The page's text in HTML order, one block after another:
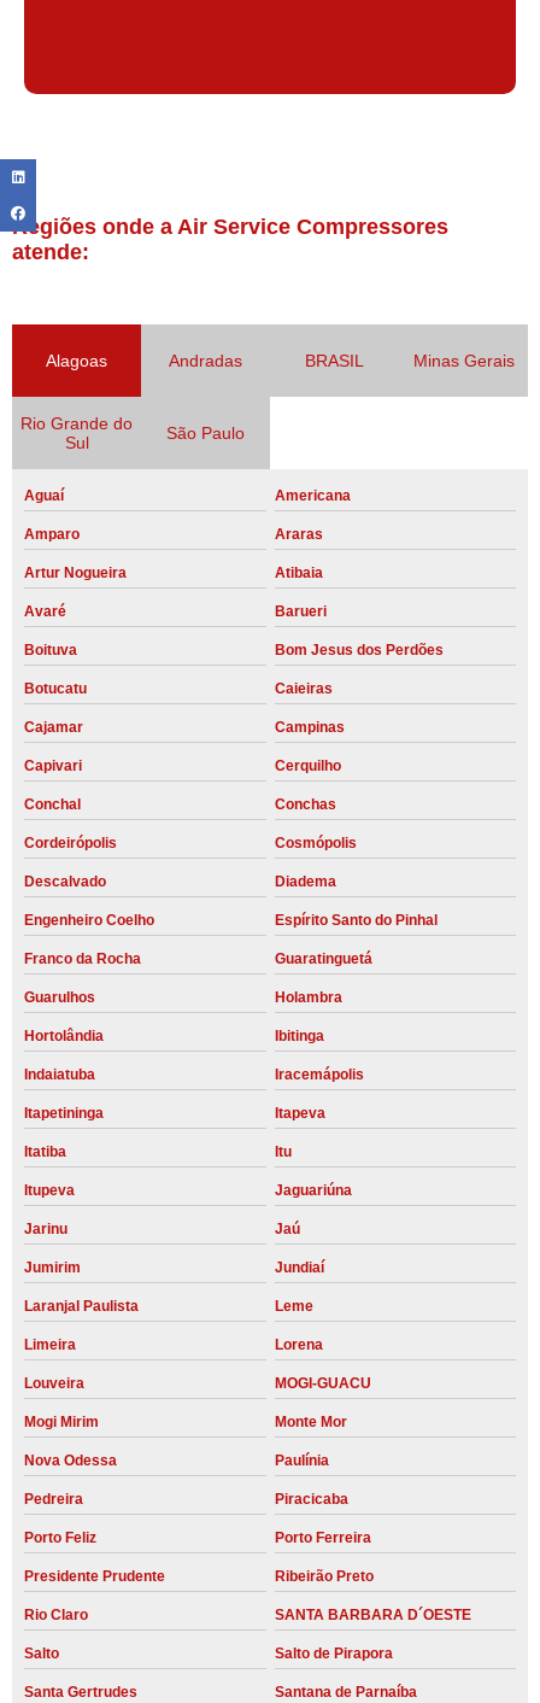
Regiões onde a Air Service Compressores
atende:
Alagoas Andradas BRASIL Minas Gerais
Rio Grande do
Sul
São Paulo
Aguaí Americana
Amparo Araras
Artur Nogueira Atibaia
Avaré Barueri
Boituva Bom Jesus dos Perdões
Botucatu Caieiras
Cajamar Campinas
Capivari Cerquilho
Conchal Conchas
Cordeirópolis Cosmópolis
Descalvado Diadema
Engenheiro Coelho Espírito Santo do Pinhal
Franco da Rocha Guaratinguetá
Guarulhos Holambra
Hortolândia Ibitinga
Indaiatuba Iracemápolis
Itapetininga Itapeva
Itatiba Itu
Itupeva Jaguariúna
Jarinu Jaú
Jumirim Jundiaí
Laranjal Paulista Leme
Limeira Lorena
Louveira MOGI-GUACU
Mogi Mirim Monte Mor
Nova Odessa Paulínia
Pedreira Piracicaba
Porto Feliz Porto Ferreira
Presidente Prudente Ribeirão Preto
Rio Claro SANTA BARBARA D´OESTE
Salto Salto de Pirapora
Santa Gertrudes Santana de Parnaíba